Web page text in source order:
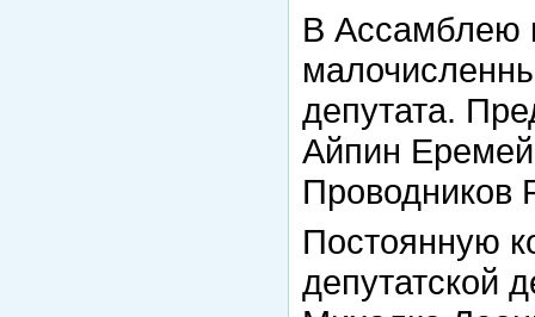
В Ассамблею
депутата.
Айпин
Проводников
Постоянную
депутатской